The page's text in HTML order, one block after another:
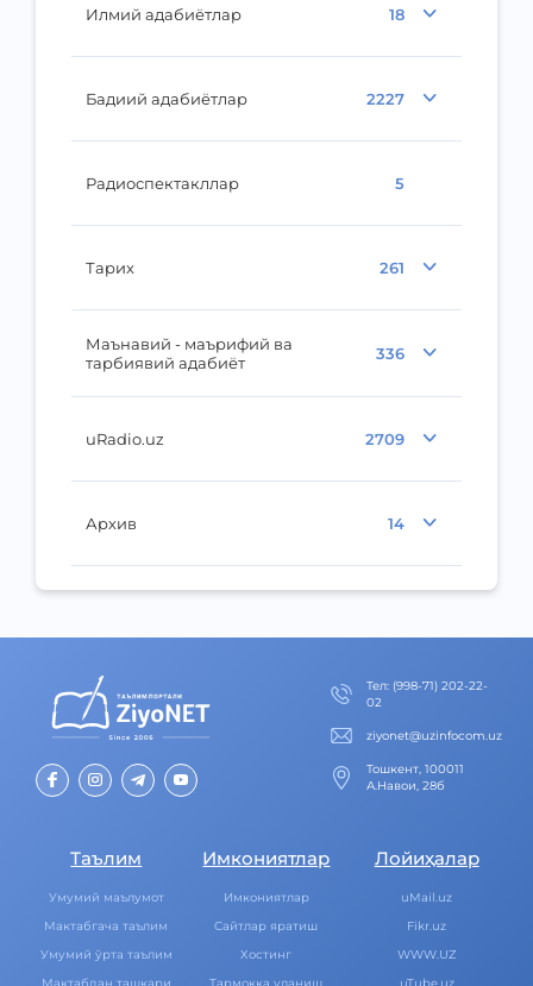
Илмий адабиётлар 18
Бадиий адабиётлар 2227
Радиоспектакллар 5
Тарих 261
Маънавий - маърифий ва
тарбиявий адабиёт
336
uRadio.uz 2709
Архив 14
Тел: (998-71) 202-22-
02
ziyonet@uzinfocom.uz
Тошкент, 100011
А.Навои, 28б
Таълим
Умумий маълумот
Мактабгача таълим
Умумий ўрта таълим
Мактабдан ташқари
Имкониятлар
Имкониятлар
Cайтлар яратиш
Хостинг
Тармоққа уланиш
Лойиҳалар
uMail.uz
Fikr.uz
WWW.UZ
uTube.uz